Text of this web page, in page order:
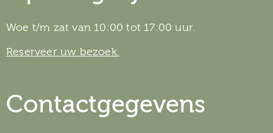
Woe t/m zat van 10:00 tot 17:00 uur.
Reserveer uw bezoek.
Contactgegevens